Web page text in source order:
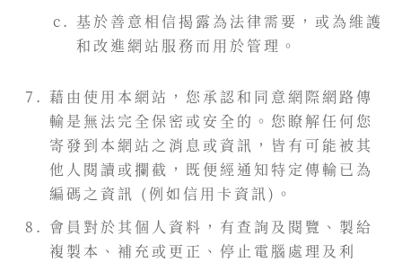
基於善意相信揭露為法律需要，或為維護
和改進網站服務而用於管理。
藉由使用本網站，您承認和同意網際網路傳
輸是無法完全保密或安全的。您瞭解任何您
寄發到本網站之消息或資訊，皆有可能被其
他人閱讀或攔截，既便經通知特定傳輸已為
編碼之資訊 (例如信用卡資訊)。
會員對於其個人資料，有查詢及閱覽、製給
複製本、補充或更正、停止電腦處理及利